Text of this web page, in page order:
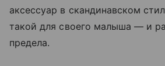
аксессуар в скандинавском
такой для своего малыша — и
предела.